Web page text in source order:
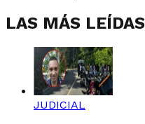
LAS MÁS LEÍDAS
JUDICIAL